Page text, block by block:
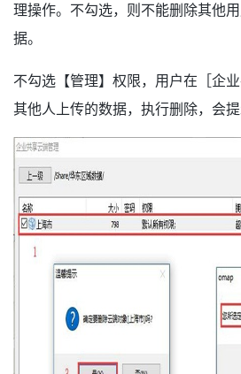
理操作。不勾选，则不能删除其他
据。
不勾选【管理】权限，用户在［企
其他人上传的数据，执行删除，会提